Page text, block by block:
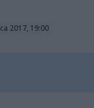
2017, 19:00